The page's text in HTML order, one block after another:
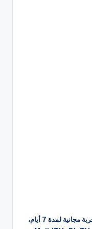
تقدم StarzPlay عروضًا مستمرة، مع تجربة مجانية لمدة 7 أيام،